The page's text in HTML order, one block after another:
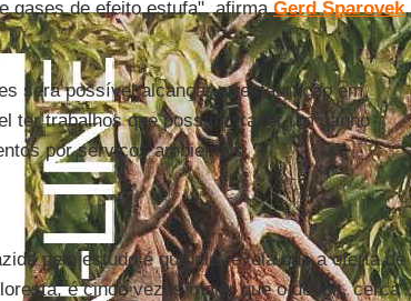
gases de efeito estufa", afirmaGerd Sparovek,
será possível alcançar a restauração em
ter trabalhos que possam trazer um ganho
por serviços ambientais.
pelo estudo é que ele revela que a oferta de
é cinco vezes maior que o déficit, cerca